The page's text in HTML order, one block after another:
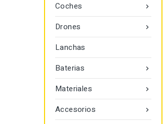

Coches

Drones
Lanchas

Baterias

Materiales

Accesorios